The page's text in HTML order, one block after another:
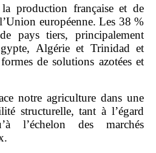
production française et de
européenne. Les 38 %
pays tiers, principalement
Algérie et Trinidad et
de solutions azotées et
notre agriculture dans une
structurelle, tant à l’égard
l’échelon des marchés